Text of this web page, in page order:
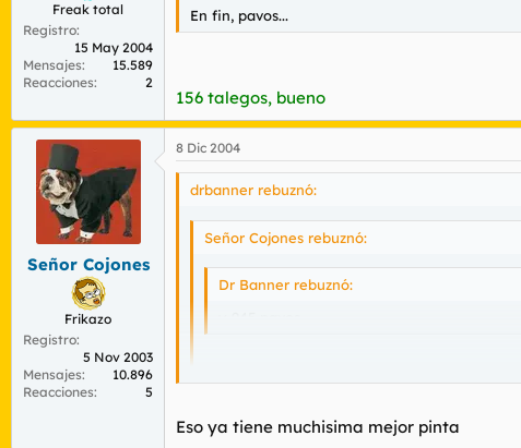
Freak total
Registro
15 May 2004
Mensajes
15.589
Reacciones
2
En fin, pavos...
156 talegos, bueno
Señor Cojones
Frikazo
Registro
5 Nov 2003
Mensajes
10.896
Reacciones
5
8 Dic 2004
drbanner rebuznó:
Señor Cojones rebuznó:
Dr Banner rebuznó:
Eso ya tiene muchisima mejor pinta